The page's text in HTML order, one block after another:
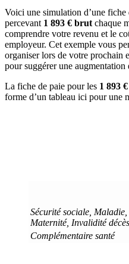
Voici une simulation d’une
percevant 1 893 € brut chaque
comprendre votre revenu et le
employeur. Cet exemple vous
organiser lors de votre prochain
pour suggérer une augmentation
La fiche de paie pour les 1 893
forme d’un tableau ici pour une
Sécurité sociale, Maladie,
Maternité, Invalidité décès
Complémentaire santé